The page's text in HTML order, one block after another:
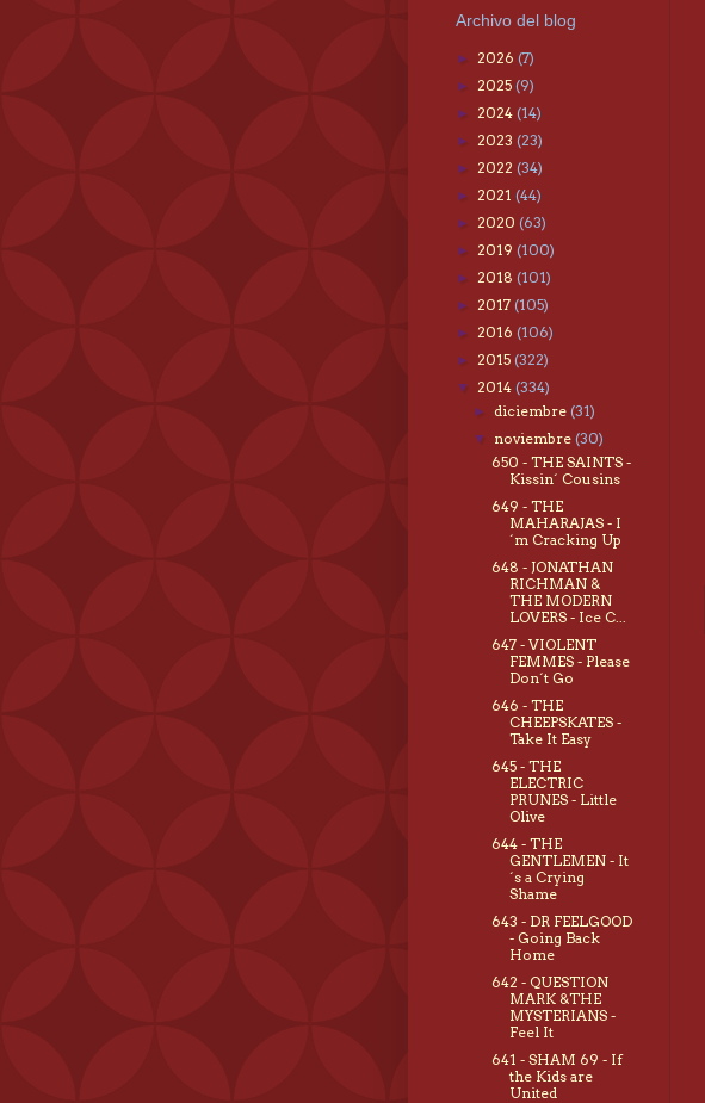
Archivo del blog
► 2026 (7)
► 2025 (9)
► 2024 (14)
► 2023 (23)
► 2022 (34)
► 2021 (44)
► 2020 (63)
► 2019 (100)
► 2018 (101)
► 2017 (105)
► 2016 (106)
► 2015 (322)
▼ 2014 (334)
► diciembre(31)
▼ noviembre(30)
650 - THE SAINTS -
Kissin´ Cousins
649 - THE
MAHARAJAS - I
´m Cracking Up
648 - JONATHAN
RICHMAN &
THE MODERN
LOVERS - Ice C...
647 - VIOLENT
FEMMES - Please
Don´t Go
646 - THE
CHEEPSKATES -
Take It Easy
645 - THE
ELECTRIC
PRUNES - Little
Olive
644 - THE
GENTLEMEN - It
´s a Crying
Shame
643 - DR FEELGOOD
- Going Back
Home
642 - QUESTION
MARK &THE
MYSTERIANS -
Feel It
641 - SHAM 69 - If
the Kids are
United